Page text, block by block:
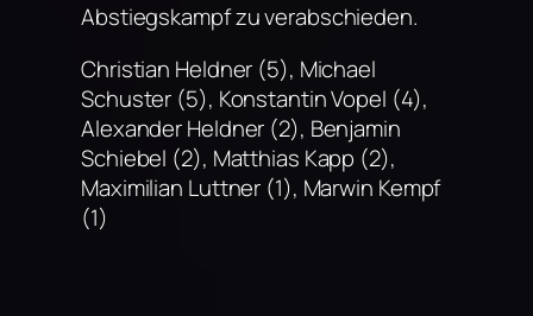
Abstiegskampf zu verabschieden.
Christian Heldner (5), Michael
Schuster (5), Konstantin Vopel (4),
Alexander Heldner (2), Benjamin
Schiebel (2), Matthias Kapp (2),
Maximilian Luttner (1), Marwin Kempf
(1)